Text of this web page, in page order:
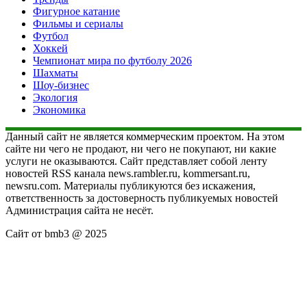
Фигурное катание
Фильмы и сериалы
Футбол
Хоккей
Чемпионат мира по футболу 2026
Шахматы
Шоу-бизнес
Экология
Экономика
Данный сайт не является коммерческим проектом. На этом
сайте ни чего не продают, ни чего не покупают, ни какие
услуги не оказываются. Сайт представляет собой ленту
новостей RSS канала news.rambler.ru, kommersant.ru,
newsru.com. Материалы публикуются без искажения,
ответственность за достоверность публикуемых новостей
Администрация сайта не несёт.
Сайт от bmb3 @ 2025